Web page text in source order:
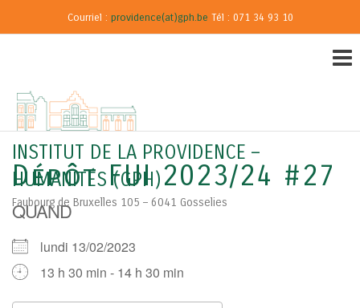
Courriel : providence(at)gph.be Tél : 071 34 93 10
INSTITUT DE LA PROVIDENCE –
HUMANITÉS (GPH)
Faubourg de Bruxelles 105 – 6041 Gosselies
Dépôt FUI 2023/24 #27
QUAND
lundi 13/02/2023
13 h 30 min - 14 h 30 min